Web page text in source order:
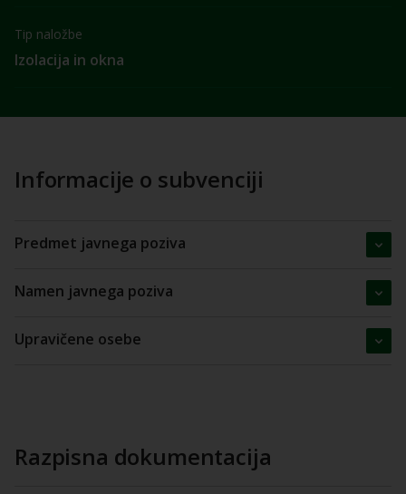
Tip naložbe
Izolacija in okna
Informacije o subvenciji
Predmet javnega poziva
Namen javnega poziva
Upravičene osebe
Razpisna dokumentacija